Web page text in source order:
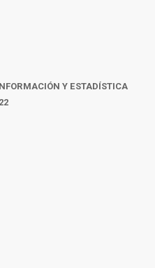
Y ESTADÍSTICA